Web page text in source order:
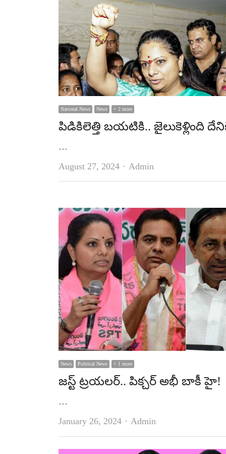
National News News + 2 more
పిడికిలెత్తి బయటికి.. జైలుకెళ్లింది
…
August 27, 2024
Author
Admin
News Political News + 1 more
జ‌స్ట్ ట్ర‌య‌ల‌ర్‌.. పిక్చ‌ర్ అభీ బాకీ హై!
…
January 26, 2024
Author
Admin